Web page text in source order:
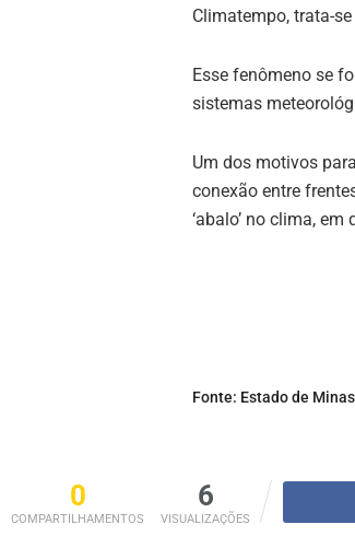
Climatempo, trata-
Esse fenômeno se
sistemas
Um dos motivos
conexão entre
‘abalo’ no clima,
Fonte: Estado de Minas
0
COMPARTILHAMENTOS
6
VISUALIZAÇÕES